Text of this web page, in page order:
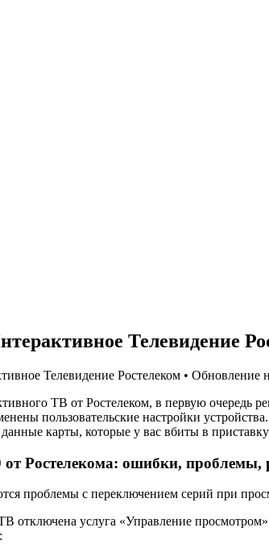
Телевидение
Телевидение Ростелеком • Обновление
ТВ от Ростелеком, в первую очередь
пользовательские настройки
данные карты, которые у вас вбиты в
Ростелекома: ошибки, проблемы,
проблемы с переключением серий при
отключена услуга «Управление